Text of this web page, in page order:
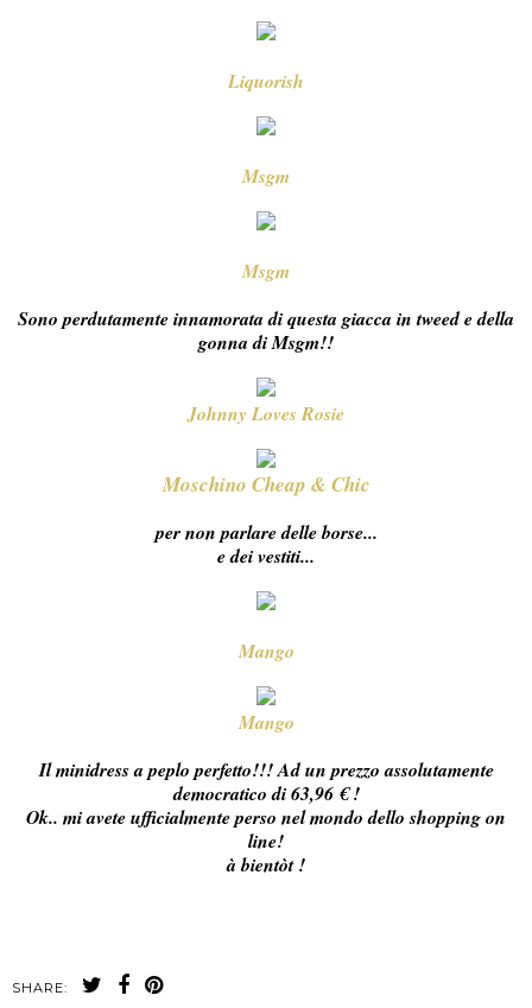
Liquorish
Msgm
Msgm
Sono perdutamente innamorata di questa giacca in tweed e della
gonna di Msgm!!
Johnny Loves Rosie
Moschino Cheap & Chic
per non parlare delle borse...
e dei vestiti...
Mango
Mango
Il minidress a peplo perfetto!!! Ad un prezzo assolutamente
democratico di 63,96 € !
Ok.. mi avete ufficialmente perso nel mondo dello shopping on
line!
à bientòt !
SHARE: